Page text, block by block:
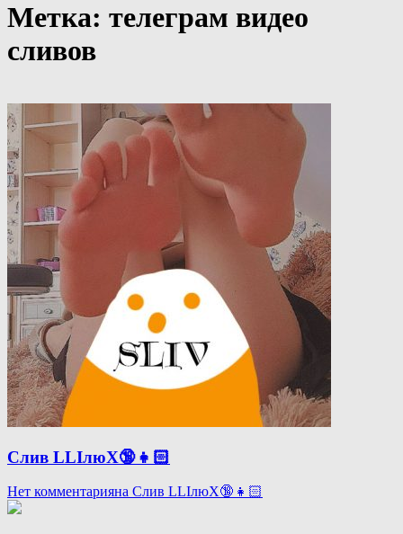
Метка: телеграм видео
сливов
Слив LLIлюX🔞👧🏻
Нет комментарияна Слив LLIлюX🔞👧🏻